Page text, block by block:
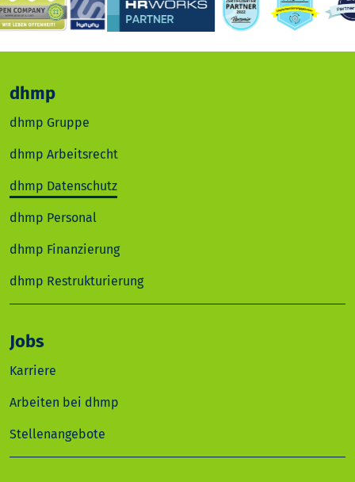
dhmp
dhmp Gruppe
dhmp Arbeitsrecht
dhmp Datenschutz
dhmp Personal
dhmp Finanzierung
dhmp Restrukturierung
Jobs
Karriere
Arbeiten bei dhmp
Stellenangebote